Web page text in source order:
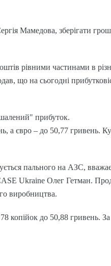
Мамедова, зберігати
рівними частинами в
що на сьогодні
прибуток.
а євро – до 50,77 гривень.
пального на АЗС,
Ukraine Олег Гетман.
виробництва.
копійок до 50,88 гривень.